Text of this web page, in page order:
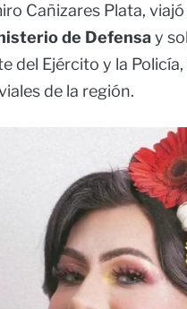
Cañizares Plata,
de Defensay
del Ejército y la
de la región.